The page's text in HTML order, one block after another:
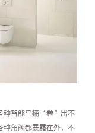
种智能马桶“卷”出不
种角阀都暴露在外，不